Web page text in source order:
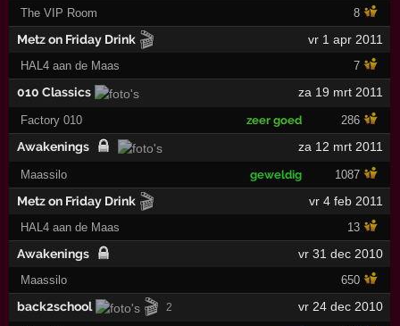
The VIP Room 8
Metz on Friday Drink 🎬 vr 1 apr 2011
HAL4 aan de Maas 7
010 Classics za 19 mrt 2011
Factory 010 zeer goed 286
Awakenings za 12 mrt 2011
Maassilo geweldig 1087
Metz on Friday Drink 🎬 vr 4 feb 2011
HAL4 aan de Maas 13
Awakenings vr 31 dec 2010
Maassilo 650
back2school 🎬 2 vr 24 dec 2010